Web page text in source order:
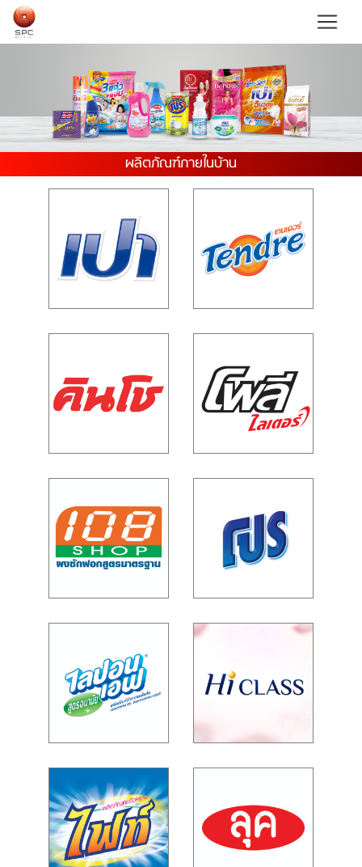
ผลิตภัณฑ์ภายในบ้าน